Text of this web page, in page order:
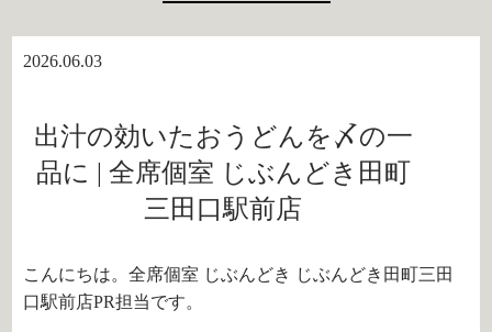
2026.06.03
出汁の効いたおうどんを〆の一
品に | 全席個室 じぶんどき田町
三田口駅前店
こんにちは。全席個室 じぶんどき じぶんどき田町三田
口駅前店PR担当です。